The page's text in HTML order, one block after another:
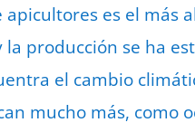
es el más
producción se ha
el cambio
mucho más, como